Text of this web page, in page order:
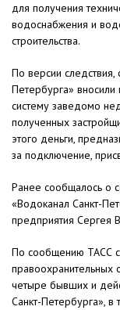
для получения
водоснабжения и
строительства.
По версии следствия,
Петербурга»
систему заведомо
полученных
этого деньги,
за подключение,
Ранее сообщалось о
«Водоканал Санкт-
предприятия Сергея
По сообщению ТАСС
правоохранительных
четыре бывших и
Санкт-Петербурга»,